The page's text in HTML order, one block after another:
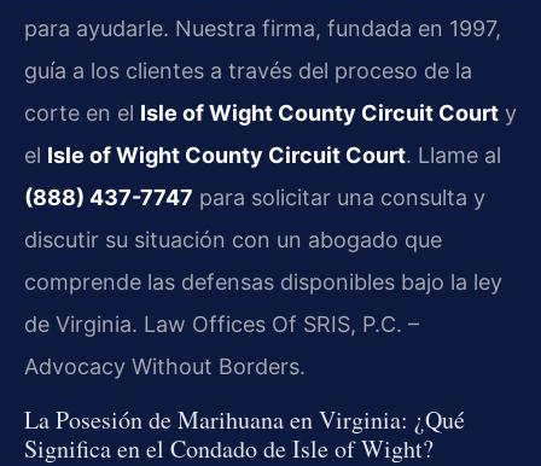
para ayudarle. Nuestra firma, fundada en 1997,
guía a los clientes a través del proceso de la
corte en el Isle of Wight County Circuit Court y
el Isle of Wight County Circuit Court. Llame al
(888) 437-7747 para solicitar una consulta y
discutir su situación con un abogado que
comprende las defensas disponibles bajo la ley
de Virginia. Law Offices Of SRIS, P.C. –
Advocacy Without Borders.
La Posesión de Marihuana en Virginia: ¿Qué
Significa en el Condado de Isle of Wight?